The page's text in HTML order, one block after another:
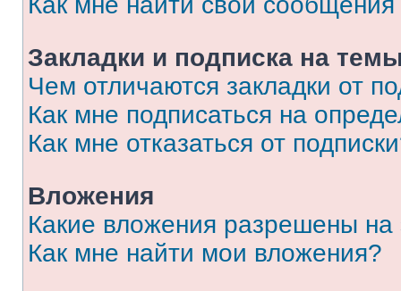
Закладки и подписка на
Чем отличаются закладки от
Как мне подписаться на
Как мне отказаться от
Вложения
Какие вложения разрешены
Как мне найти мои вложения?